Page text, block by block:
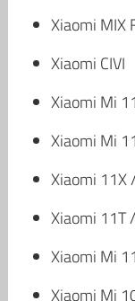
Xiaomi MIX
Xiaomi CIVI
Xiaomi Mi
Xiaomi Mi
Xiaomi 11X
Xiaomi 11T
Xiaomi Mi
Xiaomi Mi